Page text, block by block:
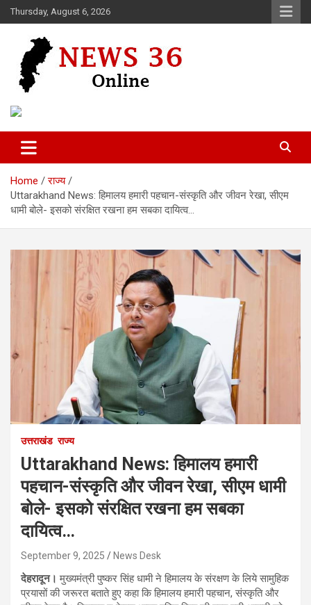
Skip
to
Thursday, August 6, 2026
News 36
Home
राज्य
Uttarakhand News: हिमालय हमारी पहचान-संस्कृति और जीवन रेखा, सीएम
धामी बोले- इसको संरक्षित रखना हम सबका दायित्व…
उत्तराखंड राज्य
Uttarakhand News: हिमालय हमारी
पहचान-संस्कृति और जीवन रेखा, सीएम धामी
बोले- इसको संरक्षित रखना हम सबका
दायित्व…
September 9, 2025 News Desk
देहरादून। मुख्यमंत्री पुष्कर सिंह धामी ने हिमालय के संरक्षण के लिये सामुहिक
प्रयासों की जरूरत बताते हुए कहा कि हिमालय हमारी पहचान, संस्कृति और